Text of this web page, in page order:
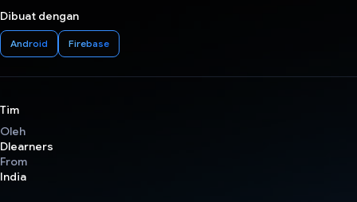
Dibuat dengan
Android Firebase
Tim
Oleh
Dlearners
From
India